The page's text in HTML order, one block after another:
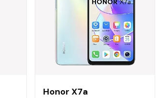
Honor X7a